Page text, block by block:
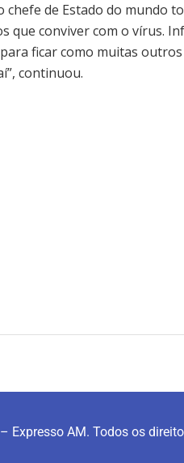
chefe de Estado do mundo
que conviver com o vírus.
ficar como muitas
continuou.
Expresso AM. Todos os